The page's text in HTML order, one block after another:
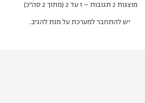
מוצגות 2 תגובות – 1 עד 2 (מתוך 2 סה״כ)
יש להתחבר למערכת על מנת להגיב.